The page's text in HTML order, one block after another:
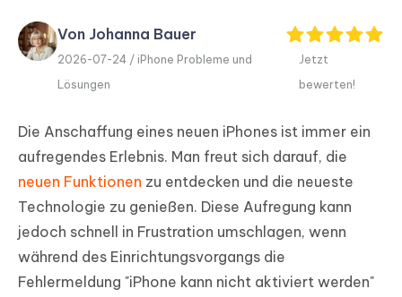
PDNob
PDF
Editor
Neu
Von Johanna Bauer
2026-07-24 / iPhone Probleme und
Lösungen
Jetzt
bewerten!
Die Anschaffung eines neuen iPhones ist immer ein
aufregendes Erlebnis. Man freut sich darauf, die
neuen Funktionen zu entdecken und die neueste
Technologie zu genießen. Diese Aufregung kann
jedoch schnell in Frustration umschlagen, wenn
während des Einrichtungsvorgangs die
Fehlermeldung "iPhone kann nicht aktiviert werden"